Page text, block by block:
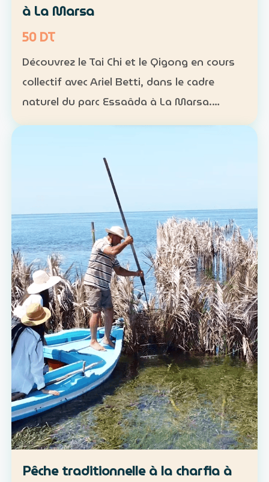
à La Marsa
50 DT
Découvrez le Tai Chi et le Qigong en cours
collectif avec Ariel Betti, dans le cadre
naturel du parc Essaâda à La Marsa.
Format : cours collectif Rythme : une
séances sur un mois Ta…
Pêche traditionnelle à la charfia à